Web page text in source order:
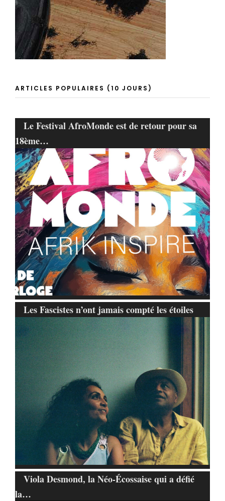
ARTICLES POPULAIRES (10 JOURS)
Le Festival AfroMonde est de retour pour sa
18ème…
Les Fascistes n’ont jamais compté les étoiles
Viola Desmond, la Néo-Écossaise qui a défié
la…